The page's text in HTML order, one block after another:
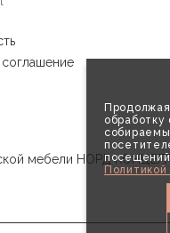
обработку
посещений
соглашение
мебели НОРД